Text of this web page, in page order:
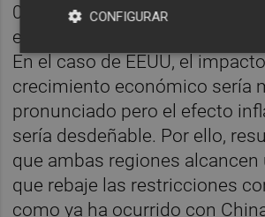
0.5% y 0.6%, acercándola al
económico o, incluso, a
En el caso de EEUU, el
crecimiento económico sería
pronunciado pero el efecto
sería desdeñable. Por ello,
que ambas regiones alcancen
que rebaje las restricciones
como ya ha ocurrido con
CONFIGURAR